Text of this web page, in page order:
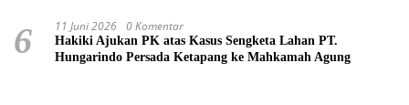
6 11 Juni 2026 0 Komentar
Hakiki Ajukan PK atas Kasus Sengketa Lahan PT.
Hungarindo Persada Ketapang ke Mahkamah Agung